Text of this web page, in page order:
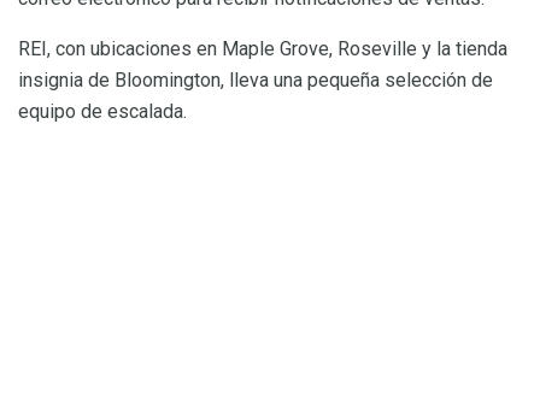
REI, con ubicaciones en Maple Grove, Roseville y la tienda
insignia de Bloomington, lleva una pequeña selección de
equipo de escalada.